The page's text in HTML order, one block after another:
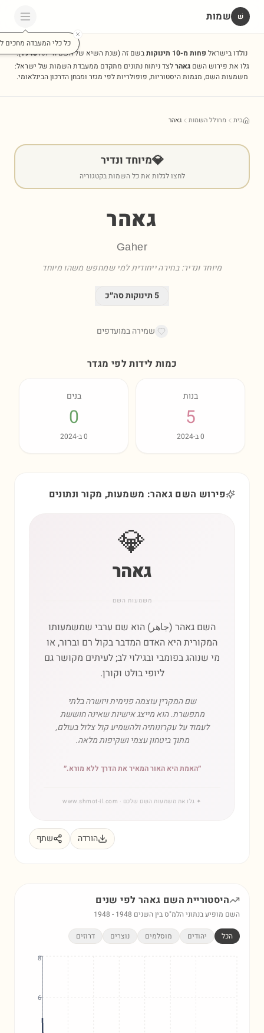
שׁ שמות
כל כלי המעבדה מחכים
נולדו בישראל פחות מ-10 תינוקות בשם זה(שנת השיא של השם הייתה1948
).
גלו את פירוש השם גאהרלצד ניתוח נתונים מתקדם ממעבדת השמות של ישראל:
משמעות השם, מגמות היסטוריות, פופולריות לפי מגזר ומבחן הדרכון הבינלאומי.
בית מחולל השמות גאהר
💎מיוחד ונדיר
לחצו לגלות את כל השמות בקטגוריה
גאהר
Gaher
מיוחד ונדיר: בחירה ייחודית למי שמחפש משהו מיוחד
5תינוקות סה״כ
שמירה במועדפים
כמות לידות לפי מגדר
בנות
5
0ב-2024
בנים
0
0ב-2024
פירוש השם גאהר: משמעות, מקור ונתונים
💎
גאהר
משמעות השם
השם גאהר (جاهر) הוא שם ערבי שמשמעותו
המקורית היא האדם המדבר בקול רם וברור, או
מי שנוהג בפומבי ובגילוי לב; לעיתים מקושר גם
ליופי בולט וקורן.
שם המקרין עוצמה פנימית ויושרה בלתי
מתפשרת. הוא מייצג אישיות שאינה חוששת
לעמוד על עקרונותיה ולהשמיע קול צלול בעולם,
מתוך ביטחון עצמי ושקיפות מלאה.
״האמת היא האור המאיר את הדרך ללא מורא.״
✦ גלו את משמעות השם שלכם · www.shmot-il.com
הורדה שתף
היסטוריית השם גאהר לפי שנים
השם מופיע בנתוני הלמ"ס בין השנים 1948 - 1948
הכל יהודים מוסלמים נוצרים דרוזים
6
8